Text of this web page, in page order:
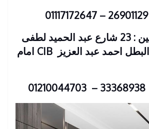
فرع المهندسين : 23 شارع عبد الحميد لطفى
احمد عبد العزيز
CIB امام